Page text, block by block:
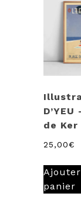
de Ker
25,00€
panier